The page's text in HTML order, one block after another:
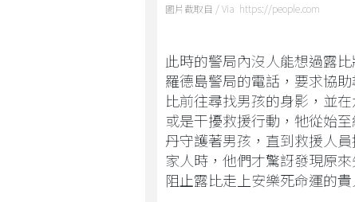
圖片截取自 / Via https://people.com
此時的警局內沒人能想過露
羅德島警局的電話，要求協
比前往尋找男孩的身影，並
或是干擾救援行動，牠從始
丹守護著男孩，直到救援人
家人時，他們才驚訝發現原
阻止露比走上安樂死命運的貴